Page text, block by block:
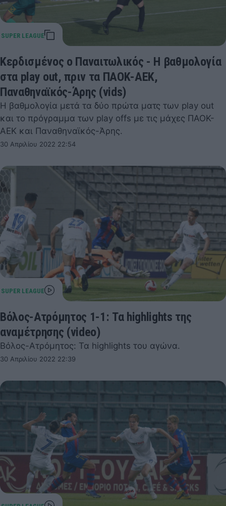
Κερδισμένος ο Παναιτωλικός - Η βαθμολογία
στα play out, πριν τα ΠΑΟΚ-ΑΕΚ,
Παναθηναϊκός-Άρης (vids)
Η βαθμολογία μετά τα δύο πρώτα ματς των play out
και το πρόγραμμα των play offs με τις μάχες ΠΑΟΚ-
ΑΕΚ και Παναθηναϊκός-Άρης.
30 Απριλίου 2022 22:54
Βόλος-Ατρόμητος 1-1: Τα highlights της
αναμέτρησης (video)
Βόλος-Ατρόμητος: Τα highlights του αγώνα.
30 Απριλίου 2022 22:39